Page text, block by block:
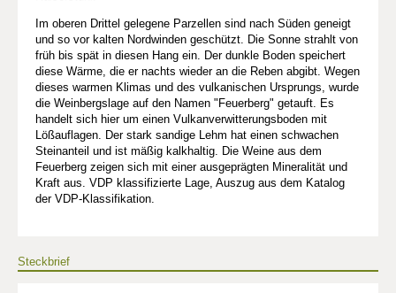
Im oberen Drittel gelegene Parzellen sind nach Süden geneigt
und so vor kalten Nordwinden geschützt. Die Sonne strahlt von
früh bis spät in diesen Hang ein. Der dunkle Boden speichert
diese Wärme, die er nachts wieder an die Reben abgibt. Wegen
dieses warmen Klimas und des vulkanischen Ursprungs, wurde
die Weinbergslage auf den Namen "Feuerberg" getauft. Es
handelt sich hier um einen Vulkanverwitterungsboden mit
Lößauflagen. Der stark sandige Lehm hat einen schwachen
Steinanteil und ist mäßig kalkhaltig. Die Weine aus dem
Feuerberg zeigen sich mit einer ausgeprägten Mineralität und
Kraft aus. VDP klassifizierte Lage, Auszug aus dem Katalog
der VDP-Klassifikation.
Steckbrief